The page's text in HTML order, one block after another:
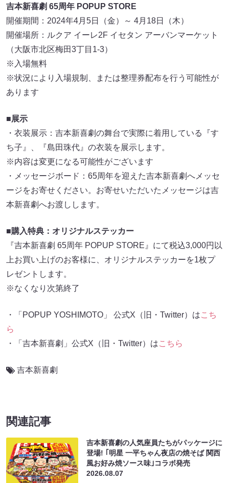
吉本新喜劇 65周年 POPUP STORE
開催期間：2024年4月5日（金）～ 4月18日（木）
開催場所：ルクア イーレ2F イセタン アーバンマーケット
（大阪市北区梅田3丁目1-3）
※入場無料
※状況により入場規制、または整理券配布を行う可能性が
あります
■展示
・衣装展示：吉本新喜劇の舞台で実際に着用している『す
ち子』、『島田珠代』の衣装を展示します。
※内容は変更になる可能性がございます
・メッセージボード：65周年を迎えた吉本新喜劇へメッセ
ージをお寄せください。お寄せいただいたメッセージは吉
本新喜劇へお渡しします。
■購入特典：オリジナルステッカー
『吉本新喜劇 65周年 POPUP STORE』にて税込3,000円以
上お買い上げのお客様に、オリジナルステッカーを1枚プ
レゼントします。
※なくなり次第終了
・「POPUP YOSHIMOTO」 公式X（旧・Twitter）はこち
ら
・「吉本新喜劇」公式X（旧・Twitter）はこちら
吉本新喜劇
関連記事
吉本新喜劇の人気座員たちがパッケージに
登場! ｢明星 一平ちゃん夜店の焼そば 関西
風お好み焼ソース味｣コラボ発売
2026.08.07